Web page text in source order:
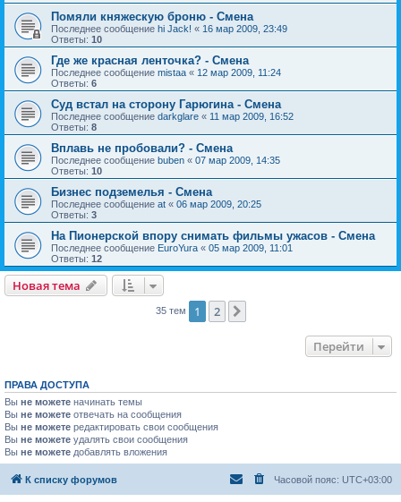
Помяли княжескую броню - Смена
Последнее сообщение hi Jack! « 16 мар 2009, 23:49
Ответы: 10
Где же красная ленточка? - Смена
Последнее сообщение mistaa « 12 мар 2009, 11:24
Ответы: 6
Суд встал на сторону Гарюгина - Смена
Последнее сообщение darkglare « 11 мар 2009, 16:52
Ответы: 8
Вплавь не пробовали? - Смена
Последнее сообщение buben « 07 мар 2009, 14:35
Ответы: 10
Бизнес подземелья - Смена
Последнее сообщение at « 06 мар 2009, 20:25
Ответы: 3
На Пионерской впору снимать фильмы ужасов - Смена
Последнее сообщение EuroYura « 05 мар 2009, 11:01
Ответы: 12
Новая тема
35 тем 1 2
Перейти
ПРАВА ДОСТУПА
Вы не можете начинать темы
Вы не можете отвечать на сообщения
Вы не можете редактировать свои сообщения
Вы не можете удалять свои сообщения
Вы не можете добавлять вложения
К списку форумов Часовой пояс: UTC+03:00